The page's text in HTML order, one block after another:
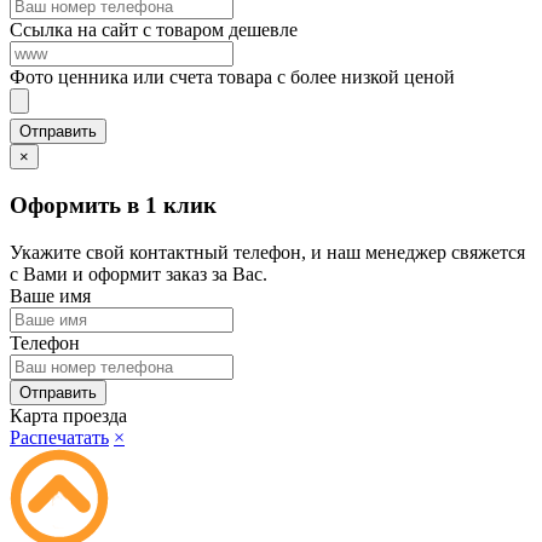
Ссылка на сайт с товаром дешевле
Фото ценника или счета товара с более низкой ценой
×
Оформить в 1 клик
Укажите свой контактный телефон, и наш менеджер свяжется
с Вами и оформит заказ за Вас.
Ваше имя
Телефон
Карта проезда
Распечатать ×